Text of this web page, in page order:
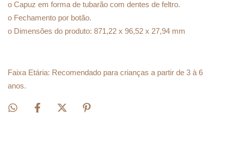
o Capuz em forma de tubarão com dentes de feltro.
o Fechamento por botão.
o Dimensões do produto: 871,22 x 96,52 x 27,94 mm
Faixa Etária: Recomendado para crianças a partir de 3 à 6
anos.